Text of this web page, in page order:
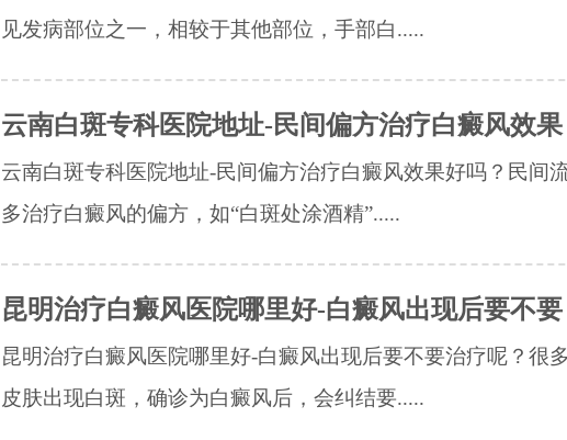
见发病部位之一，相较于其他部位，手部白.....
云南白斑专科医院地址-民间偏方治疗白癜风效果
云南白斑专科医院地址-民间偏方治疗白癜风效果好吗？民间
多治疗白癜风的偏方，如“白斑处涂酒精”.....
昆明治疗白癜风医院哪里好-白癜风出现后要不要
昆明治疗白癜风医院哪里好-白癜风出现后要不要治疗呢？很
皮肤出现白斑，确诊为白癜风后，会纠结要.....